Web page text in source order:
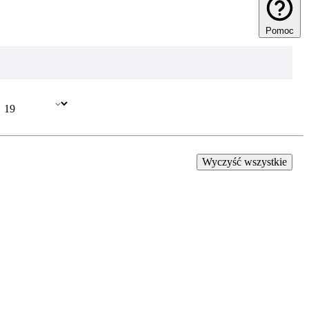
Pomoc
Wyczyść wszystkie